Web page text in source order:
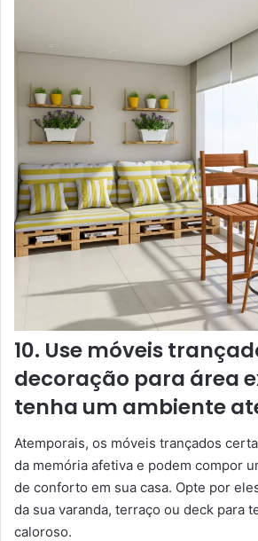
10. Use móveis
decoração para área
tenha um ambiente
Atemporais, os móveis trançados
da memória afetiva e podem compor
de conforto em sua casa. Opte por
da sua varanda, terraço ou deck para
caloroso.